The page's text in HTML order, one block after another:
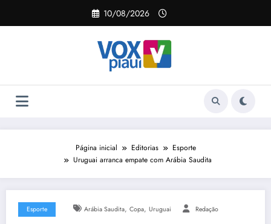
o
10/08/2026
Página inicial Editorias
Esporte
Uruguai arranca empate com Arábia Saudita
Esporte Arábia Saudita, Copa, Uruguai Redação